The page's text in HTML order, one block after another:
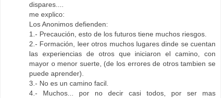
dispares....
me explico:
Los Anonimos defienden:
1.- Precaución, esto de los futuros tiene muchos riesgos.
2.- Formación, leer otros muchos lugares dinde se cuentan
las experiencias de otros que iniciaron el camino, con
mayor o menor suerte, (de los errores de otros tambien se
puede aprender).
3.- No es un camino facil.
4.- Muchos... por no decir casi todos, por ser mas